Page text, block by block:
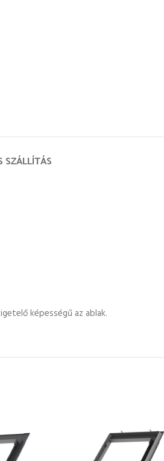
SZÁLLÍTÁS
képességű az ablak.